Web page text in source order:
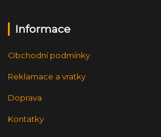
Informace
Obchodní podmínky
Reklamace a vratky
Doprava
Kontatky